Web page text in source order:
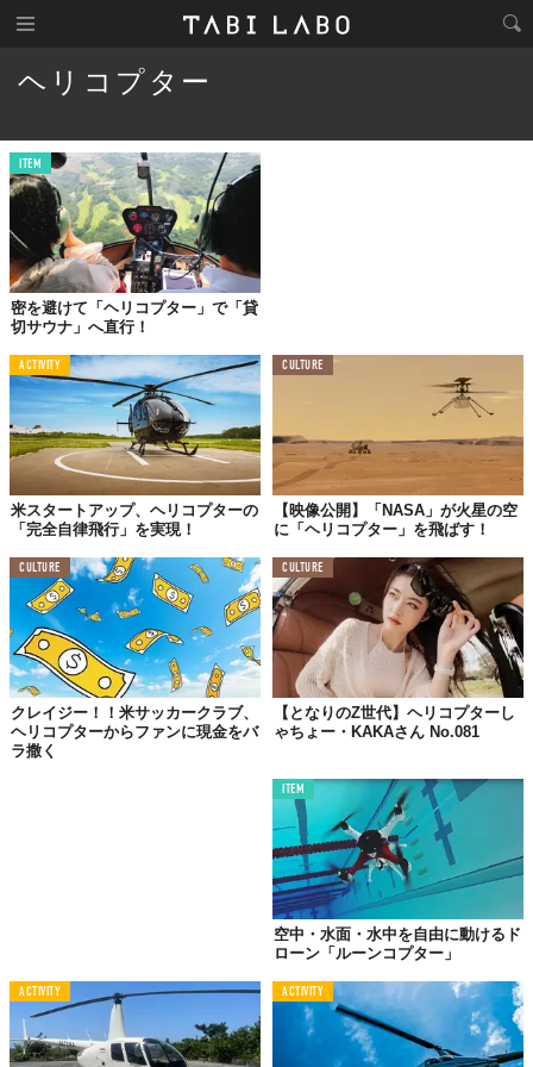
ヘリコプター
ITEM
密を避けて「ヘリコプター」で「貸
切サウナ」へ直行！
ACTIVITY
米スタートアップ、ヘリコプターの
「完全自律飛行」を実現！
CULTURE
【映像公開】「NASA」が火星の空
に「ヘリコプター」を飛ばす！
CULTURE
クレイジー！！米サッカークラブ、
ヘリコプターからファンに現金をバ
ラ撒く
CULTURE
【となりのZ世代】ヘリコプターし
ゃちょー・KAKAさん No.081
ITEM
空中・水面・水中を自由に動けるド
ローン「ルーンコプター」
ACTIVITY ACTIVITY